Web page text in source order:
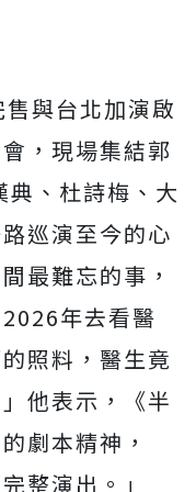
售與台北加演啟
，現場集結郭
典、杜詩梅、大
巡演至今的心
最難忘的事，
2026年去看醫
照料，醫生竟
他表示，《半
劇本精神，
整演出。」